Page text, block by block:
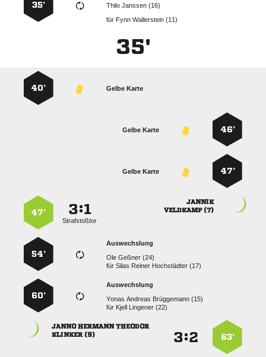
  
für   
35’
35'
Gelbe Karte
40’
46’
Gelbe Karte
47’
Gelbe Karte

 
:
Strafstoßtor
47’
Auswechslung
  
für   
54’
Auswechslung
   
für   
60’
63’
:
  
 